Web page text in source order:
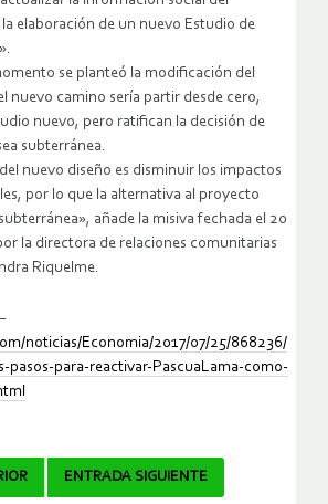
elaboración de un nuevo Estudio de
se planteó la modificación del
nuevo camino sería partir desde cero,
nuevo, pero ratifican la decisión de
subterránea.
nuevo diseño es disminuir los impactos
por lo que la alternativa al proyecto
añade la misiva fechada el 20
la directora de relaciones comunitarias
Riquelme.
noticias/Economia/2017/07/25/868236/
pasos-para-reactivar-PascuaLama-como-
ENTRADA SIGUIENTE